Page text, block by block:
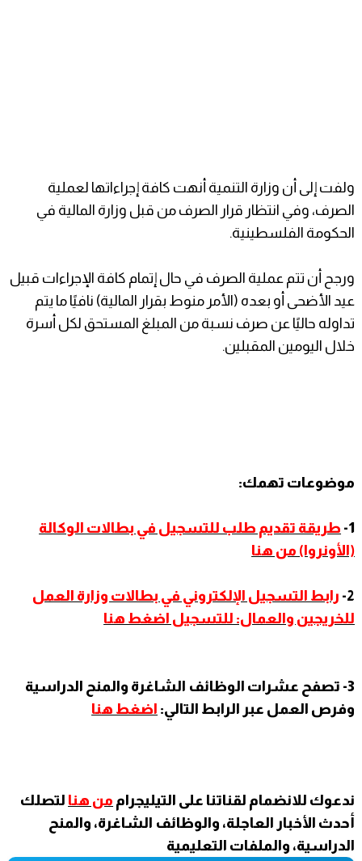
ولفت إلى أن وزارة التنمية أنهت كافة إجراءاتها لعملية
الصرف، وفي انتظار قرار الصرف من قبل وزارة المالية في
الحكومة الفلسطينية.
ورجح أن تتم عملية الصرف في حال إتمام كافة الإجراءات قبيل
عيد الأضحى أو بعده (الأمر منوط بقرار المالية) نافيًا ما يتم
تداوله حاليًا عن صرف نسبة من المبلغ المستحق لكل أسرة
خلال اليومين المقبلين.
موضوعات تهمك:
1- طريقة تقديم طلب للتسجيل في بطالات الوكالة
(الأونروا) من هنا
2- رابط التسجيل الإلكتروني في بطالات وزارة العمل
للخريجين والعمال: للتسجيل اضغط هنا
3- تصفح عشرات الوظائف الشاغرة والمنح الدراسية
وفرص العمل عبر الرابط التالي: اضغط هنا
ندعوك للانضمام لقناتنا على التيليجرام من هنا لتصلك
أحدث الأخبار العاجلة، والوظائف الشاغرة، والمنح
الدراسية، والملفات التعليمية